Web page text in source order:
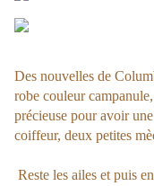
Des nouvelles de
robe couleur
précieuse pour avoir
coiffeur, deux petites
Reste les ailes et puis